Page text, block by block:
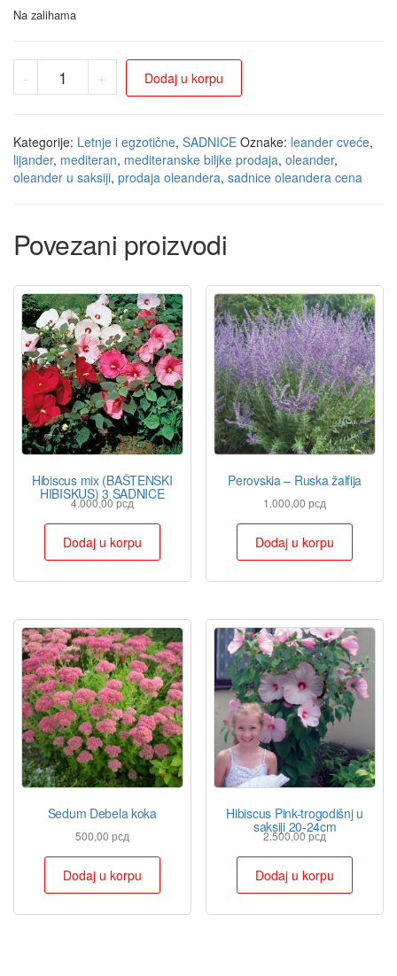
Na zalihama
- + Dodaj u korpu
Kategorije: Letnje i egzotične, SADNICE Oznake: leander cveće,
lijander, mediteran, mediteranske biljke prodaja, oleander,
oleander u saksiji, prodaja oleandera, sadnice oleandera cena
Povezani proizvodi
Hibiscus mix (BAŠTENSKI
HIBISKUS) 3 SADNICE
4.000,00рсд
Dodaj u korpu
Perovskia – Ruska žalfija
1.000,00рсд
Dodaj u korpu
Sedum Debela koka
500,00 рсд
Dodaj u korpu
Hibiscus Pink-trogodišnj u
saksiji 20-24cm
2.500,00рсд
Dodaj u korpu